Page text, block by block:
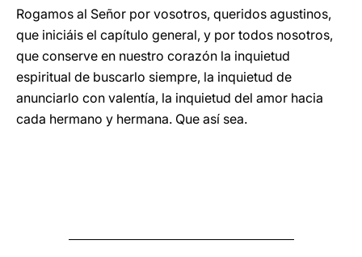
Rogamos al Señor por vosotros, queridos agustinos,
que iniciáis el capítulo general, y por todos nosotros,
que conserve en nuestro corazón la inquietud
espiritual de buscarlo siempre, la inquietud de
anunciarlo con valentía, la inquietud del amor hacia
cada hermano y hermana. Que así sea.